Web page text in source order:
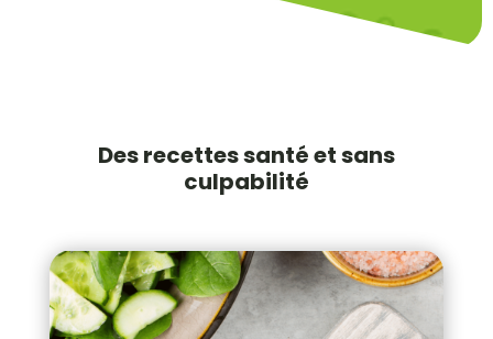
Des recettes santé et sans
culpabilité